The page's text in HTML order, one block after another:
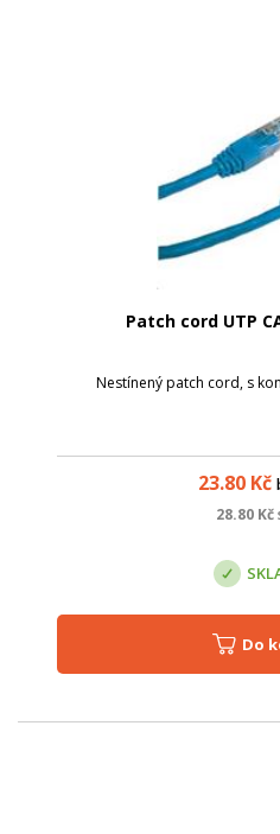
Patch cord UTP
Nestínený patch cord, s
23.80 Kč
28.80Kč
Do